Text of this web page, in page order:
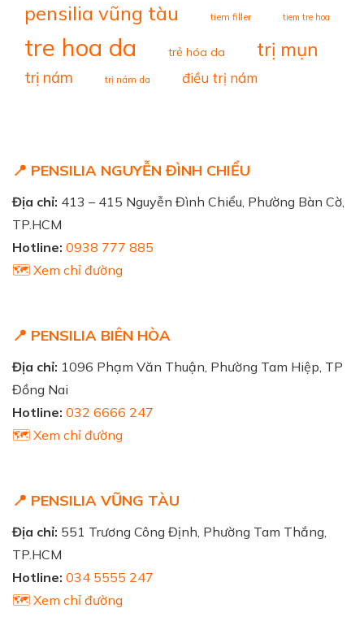
pensilia vũng tàu tiem filler tiem tre hoa
tre hoa da trẻ hóa da trị mụn
trị nám trị nám da điều trị nám
📍 PENSILIA NGUYỄN ĐÌNH CHIỂU
Địa chỉ: 413 – 415 Nguyễn Đình Chiểu, Phường Bàn Cờ,
TP.HCM
Hotline: 0938 777 885
🗺️ Xem chỉ đường
📍 PENSILIA BIÊN HÒA
Địa chỉ: 1096 Phạm Văn Thuận, Phường Tam Hiệp, TP
Đồng Nai
Hotline: 032 6666 247
🗺️ Xem chỉ đường
📍 PENSILIA VŨNG TÀU
Địa chỉ: 551 Trương Công Định, Phường Tam Thắng,
TP.HCM
Hotline: 034 5555 247
🗺️ Xem chỉ đường